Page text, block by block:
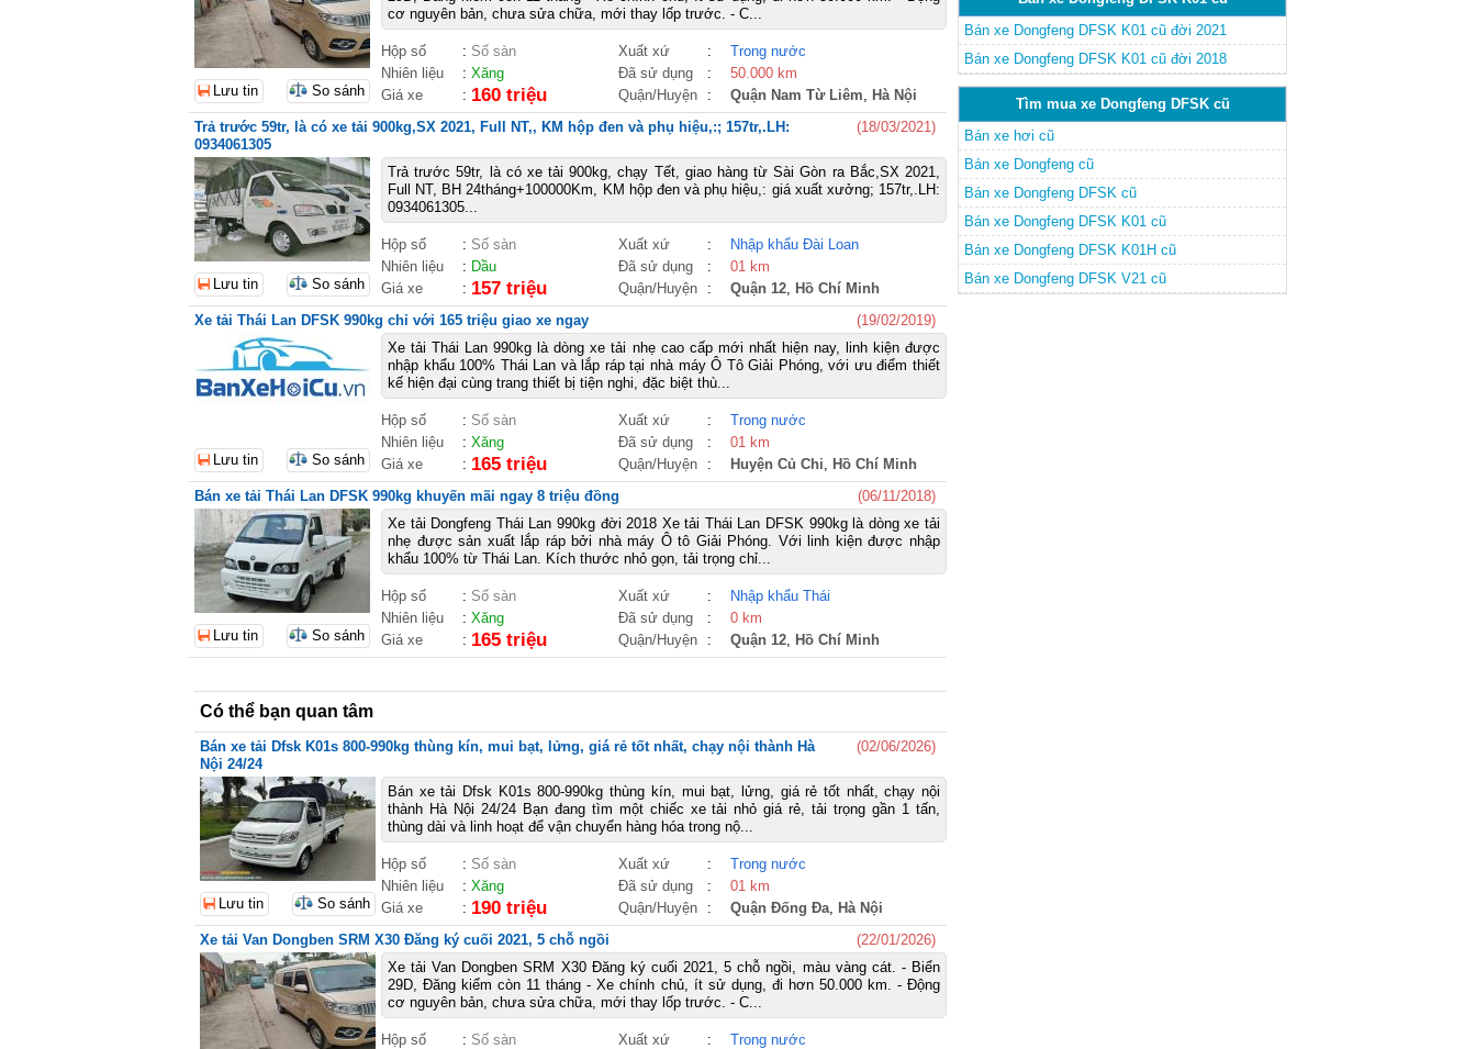
cơ nguyên bản, chưa sửa chữa, mới thay lốp trước. - C...
Hộp số : Số sàn Xuất xứ :
Trong nước
Nhiên liệu
: Xăng Đã sử dụng :
50.000 km
Giá xe
: 160 triệu Quận/Huyện : Quận Nam Từ Liêm, Hà Nội
Lưu tin So sánh
Trả trước 59tr, là có xe tải 900kg,SX 2021, Full NT,, KM hộp đen và phụ hiệu,:; 157tr,.LH:
0934061305
(18/03/2021)
Trả trước 59tr, là có xe tải 900kg, chạy Tết, giao hàng từ Sài Gòn ra Bắc,SX 2021,
Full NT, BH 24tháng+100000Km, KM hộp đen và phụ hiệu,: giá xuất xưởng; 157tr,.LH:
0934061305...
Hộp số : Số sàn Xuất xứ :
Nhập khẩu Đài Loan
Nhiên liệu
: Dầu Đã sử dụng :
01 km
Giá xe
: 157 triệu Quận/Huyện : Quận 12, Hồ Chí Minh
Lưu tin So sánh
Xe tải Thái Lan DFSK 990kg chỉ với 165 triệu giao xe ngay
(19/02/2019)
Xe tải Thái Lan 990kg là dòng xe tải nhẹ cao cấp mới nhất hiện nay, linh kiện được
nhập khẩu 100% Thái Lan và lắp ráp tại nhà máy Ô Tô Giải Phóng, với ưu điểm thiết
kế hiện đại cùng trang thiết bị tiện nghi, đặc biệt thù...
Hộp số : Số sàn Xuất xứ :
Trong nước
Nhiên liệu
: Xăng Đã sử dụng :
01 km
Giá xe
: 165 triệu Quận/Huyện : Huyện Củ Chi, Hồ Chí Minh
Lưu tin So sánh
Bán xe tải Thái Lan DFSK 990kg khuyến mãi ngay 8 triệu đồng
(06/11/2018)
Xe tải Dongfeng Thái Lan 990kg đời 2018 Xe tải Thái Lan DFSK 990kg là dòng xe tải
nhẹ được sản xuất lắp ráp bởi nhà máy Ô tô Giải Phóng. Với linh kiện được nhập
khẩu 100% từ Thái Lan. Kích thước nhỏ gọn, tải trọng chỉ...
Hộp số : Số sàn Xuất xứ :
Nhập khẩu Thái
Nhiên liệu
: Xăng Đã sử dụng :
0 km
Giá xe
: 165 triệu Quận/Huyện : Quận 12, Hồ Chí Minh
Lưu tin So sánh
Có thể bạn quan tâm
Bán xe tải Dfsk K01s 800-990kg thùng kín, mui bạt, lửng, giá rẻ tốt nhất, chạy nội thành Hà
Nội 24/24
(02/06/2026)
Bán xe tải Dfsk K01s 800-990kg thùng kín, mui bạt, lửng, giá rẻ tốt nhất, chạy nội
thành Hà Nội 24/24 Bạn đang tìm một chiếc xe tải nhỏ giá rẻ, tải trọng gần 1 tấn,
thùng dài và linh hoạt để vận chuyển hàng hóa trong nộ...
Hộp số : Số sàn Xuất xứ :
Trong nước
Nhiên liệu
: Xăng Đã sử dụng :
01 km
Giá xe
: 190 triệu Quận/Huyện : Quận Đống Đa, Hà Nội
Lưu tin So sánh
Xe tải Van Dongben SRM X30 Đăng ký cuối 2021, 5 chỗ ngồi
(22/01/2026)
Xe tải Van Dongben SRM X30 Đăng ký cuối 2021, 5 chỗ ngồi, màu vàng cát. - Biển
29D, Đăng kiểm còn 11 tháng - Xe chính chủ, ít sử dụng, đi hơn 50.000 km. - Động
cơ nguyên bản, chưa sửa chữa, mới thay lốp trước. - C...
Hộp số : Số sàn Xuất xứ :
Trong nước
Bán xe Dongfeng DFSK K01 cũ đời 2021
Bán xe Dongfeng DFSK K01 cũ đời 2018
Tìm mua xe Dongfeng DFSK cũ
Bán xe hơi cũ
Bán xe Dongfeng cũ
Bán xe Dongfeng DFSK cũ
Bán xe Dongfeng DFSK K01 cũ
Bán xe Dongfeng DFSK K01H cũ
Bán xe Dongfeng DFSK V21 cũ